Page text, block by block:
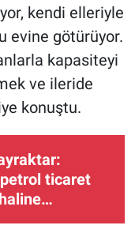
kendi elleriyle
evine götürüyor.
kapasiteyi
ve ileride
konuştu.
petrol ticaret